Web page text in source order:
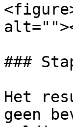
###
Het
geen